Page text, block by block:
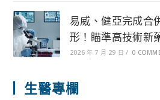
易威、健亞完成合
形！瞄準高技術新
2026 年 7 月 29 日 / 0
生醫專欄